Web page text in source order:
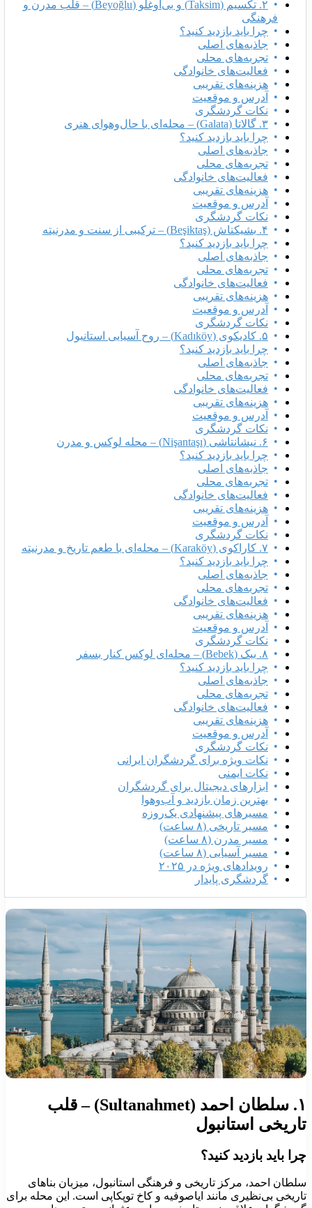
۲. تکسیم (Taksim) و بی‌اوغلو (Beyoğlu) – قلب مدرن و
فرهنگی
چرا باید بازدید کنید؟
جاذبه‌های اصلی
تجربه‌های محلی
فعالیت‌های خانوادگی
هزینه‌های تقریبی
آدرس و موقعیت
نکات گردشگری
۳. گالاتا (Galata) – محله‌ای با حال‌وهوای هنری
چرا باید بازدید کنید؟
جاذبه‌های اصلی
تجربه‌های محلی
فعالیت‌های خانوادگی
هزینه‌های تقریبی
آدرس و موقعیت
نکات گردشگری
۴. بشیکتاش (Beşiktaş) – ترکیبی از سنت و مدرنیته
چرا باید بازدید کنید؟
جاذبه‌های اصلی
تجربه‌های محلی
فعالیت‌های خانوادگی
هزینه‌های تقریبی
آدرس و موقعیت
نکات گردشگری
۵. کادیکوی (Kadıköy) – روح آسیایی استانبول
چرا باید بازدید کنید؟
جاذبه‌های اصلی
تجربه‌های محلی
فعالیت‌های خانوادگی
هزینه‌های تقریبی
آدرس و موقعیت
نکات گردشگری
۶. نیشانتاشی (Nişantaşı) – محله لوکس و مدرن
چرا باید بازدید کنید؟
جاذبه‌های اصلی
تجربه‌های محلی
فعالیت‌های خانوادگی
هزینه‌های تقریبی
آدرس و موقعیت
نکات گردشگری
۷. کاراکوی (Karaköy) – محله‌ای با طعم تاریخ و مدرنیته
چرا باید بازدید کنید؟
جاذبه‌های اصلی
تجربه‌های محلی
فعالیت‌های خانوادگی
هزینه‌های تقریبی
آدرس و موقعیت
نکات گردشگری
۸. ببک (Bebek) – محله‌ای لوکس کنار بسفر
چرا باید بازدید کنید؟
جاذبه‌های اصلی
تجربه‌های محلی
فعالیت‌های خانوادگی
هزینه‌های تقریبی
آدرس و موقعیت
نکات گردشگری
نکات ویژه برای گردشگران ایرانی
نکات ایمنی
ابزارهای دیجیتال برای گردشگران
بهترین زمان بازدید و آب‌وهوا
مسیرهای پیشنهادی یک‌روزه
مسیر تاریخی (۸ ساعت)
مسیر مدرن (۸ ساعت)
مسیر آسیایی (۸ ساعت)
رویدادهای ویژه در ۲۰۲۵
گردشگری پایدار
۱. سلطان احمد (Sultanahmet) – قلب
استانبول
باید بازدید کنید؟
احمد، مرکز تاریخی و فرهنگی استانبول، میزبان بناهای
بی‌نظیری مانند ایاصوفیه و کاخ توپکاپی است. این محله برای